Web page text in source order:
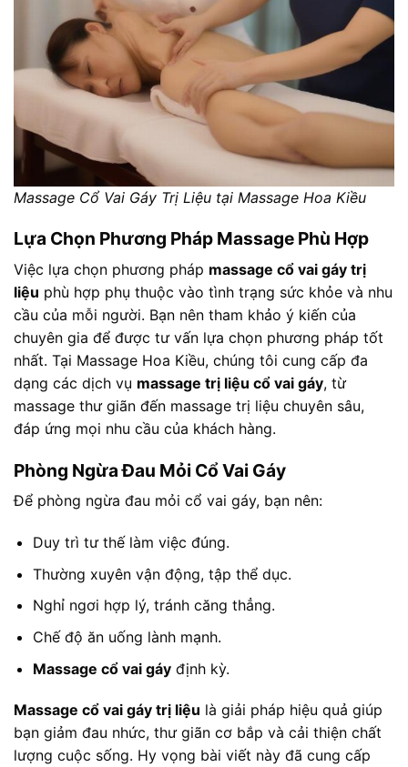
Massage Cổ Vai Gáy Trị Liệu tại Massage Hoa Kiều
Lựa Chọn Phương Pháp Massage Phù Hợp
Việc lựa chọn phương pháp massage cổ vai gáy trị
liệu phù hợp phụ thuộc vào tình trạng sức khỏe và nhu
cầu của mỗi người. Bạn nên tham khảo ý kiến của
chuyên gia để được tư vấn lựa chọn phương pháp tốt
nhất. Tại Massage Hoa Kiều, chúng tôi cung cấp đa
dạng các dịch vụ massage trị liệu cổ vai gáy, từ
massage thư giãn đến massage trị liệu chuyên sâu,
đáp ứng mọi nhu cầu của khách hàng.
Phòng Ngừa Đau Mỏi Cổ Vai Gáy
Để phòng ngừa đau mỏi cổ vai gáy, bạn nên:
Duy trì tư thế làm việc đúng.
Thường xuyên vận động, tập thể dục.
Nghỉ ngơi hợp lý, tránh căng thẳng.
Chế độ ăn uống lành mạnh.
Massage cổ vai gáyđịnh kỳ.
Massage cổ vai gáy trị liệu là giải pháp hiệu quả giúp
bạn giảm đau nhức, thư giãn cơ bắp và cải thiện chất
lượng cuộc sống. Hy vọng bài viết này đã cung cấp